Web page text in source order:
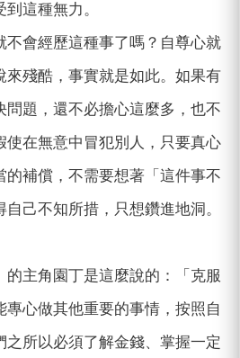
這種無力。
不會經歷這種事了嗎？自尊心就
來殘酷，事實就是如此。如果有
問題，還不必擔心這麼多，也不
使在無意中冒犯別人，只要真心
的補償，不需要想著「這件事不
己不知所措，只想鑽進地洞。
的主角園丁是這麼說的：「克服
專心做其他重要的事情，按照自
之所以必須了解金錢、掌握一定